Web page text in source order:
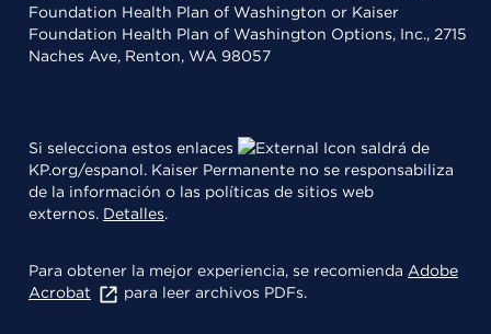
Foundation Health Plan of Washington or Kaiser
Foundation Health Plan of Washington Options, Inc., 2715
Naches Ave, Renton, WA 98057
Si selecciona estos enlaces
saldrá de
KP.org/espanol. Kaiser Permanente no se responsabiliza
de la información o las políticas de sitios web
externos. Detalles.
Para obtener la mejor experiencia, se recomienda Adobe
Acrobat
para leer archivos PDFs.